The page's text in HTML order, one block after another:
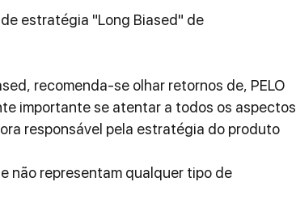
estratégia "Long Biased" de
recomenda-se olhar retornos de, PELO
importante se atentar a todos os aspectos
responsável pela estratégia do produto
não representam qualquer tipo de